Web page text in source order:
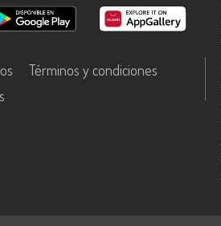
Términos y condiciones